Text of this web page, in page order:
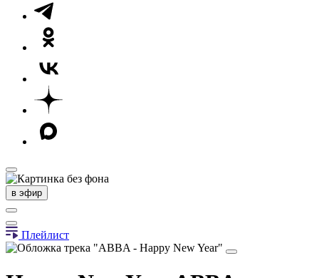
в эфир
Плейлист